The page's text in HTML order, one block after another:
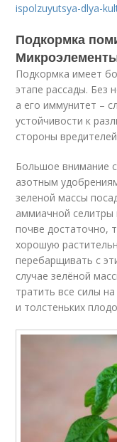
ispolzuyutsya-dlya-
Подкормка
Подкормка имеет
этапе рассады. Без
а его иммунитет –
устойчивости к
стороны
Большое внимание
азотным
зеленой массы
аммиачной селитры
почве достаточно,
хорошую
перебарщивать с
случае зелёной
тратить все силы
и толстеньких